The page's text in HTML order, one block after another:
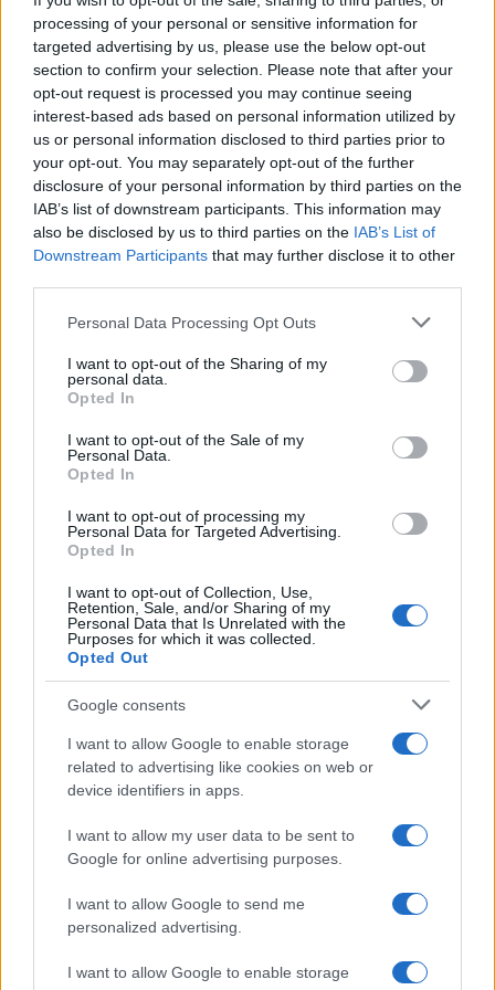
processing of your personal or sensitive information for
targeted advertising by us, please use the below opt-out
section to confirm your selection. Please note that after your
opt-out request is processed you may continue seeing
interest-based ads based on personal information utilized by
us or personal information disclosed to third parties prior to
your opt-out. You may separately opt-out of the further
disclosure of your personal information by third parties on the
IAB’s list of downstream participants. This information may
also be disclosed by us to third parties on the IAB’s List of
Downstream Participants that may further disclose it to other
Please note that this website/app uses one or more Google
not limited to your visit or usage behaviour. You may click to
grant or deny consent to Google and its third-party tags to
use your data for below specified purposes in below Google
consent section.
Personal Data Processing Opt Outs
I want to opt-out of the Sharing of my
personal data.
Opted In
I want to opt-out of the Sale of my
Personal Data.
Opted In
I want to opt-out of processing my
Personal Data for Targeted Advertising.
Opted In
I want to opt-out of Collection, Use,
Retention, Sale, and/or Sharing of my
Personal Data that Is Unrelated with the
Purposes for which it was collected.
Opted Out
Google consents
I want to allow Google to enable storage
related to advertising like cookies on web or
device identifiers in apps.
I want to allow my user data to be sent to
Google for online advertising purposes.
I want to allow Google to send me
personalized advertising.
I want to allow Google to enable storage
revisa y qué no
El VAR ha revolucionado el fútbol. Descubre cómo…
DEPORTES
Programación deportiva gratuita: lo que
no te puedes perder en agosto de 2026
El verano de 2026 está repleto de eventos…
DEPORTES
Cómo dominar la mente para mejorar el
Dominar la mente es tan crucial como entrenar…